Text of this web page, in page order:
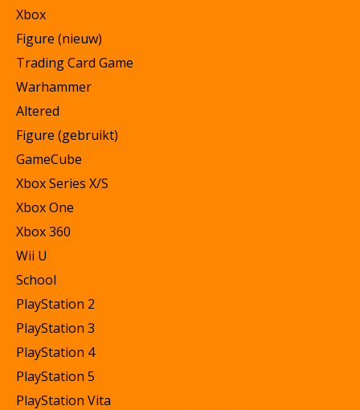
Xbox
Figure (nieuw)
Trading Card Game
Warhammer
Altered
Figure (gebruikt)
GameCube
Xbox Series X/S
Xbox One
Xbox 360
Wii U
School
PlayStation 2
PlayStation 3
PlayStation 4
PlayStation 5
PlayStation Vita